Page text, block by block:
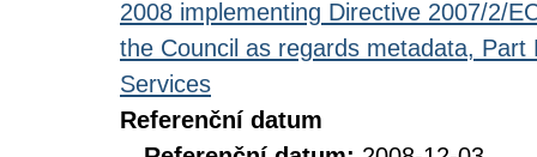
2008 implementing Directive 2007/2/
the Council as regards metadata,
Services
Referenční datum